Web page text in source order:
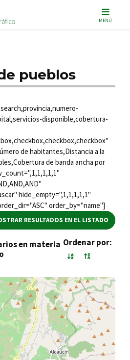
MENÚ
pueblos
disponible,cobertura-
de habitantes,Distancia a la
de banda ancha por
hide_empty=",1,1,1,1,1"
order_by="name"]
RESULTADOS EN EL LISTADO
en materia Ordenar por: